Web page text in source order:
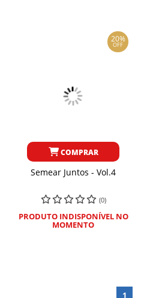
20%
OFF
COMPRAR
Semear Juntos - Vol.4
(0)
PRODUTO INDISPONÍVEL NO
MOMENTO
1